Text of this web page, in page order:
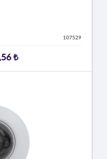
107529
₺